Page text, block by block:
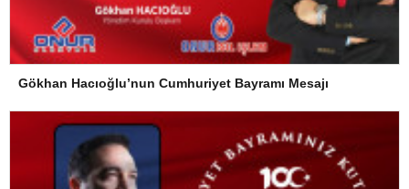
Gökhan Hacıoğlu’nun Cumhuriyet Bayramı Mesajı